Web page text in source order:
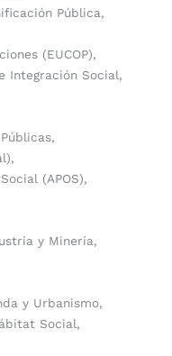
Pública,
(EUCOP),
Integración Social,
(APOS),
y Minería,
y Urbanismo,
Social,